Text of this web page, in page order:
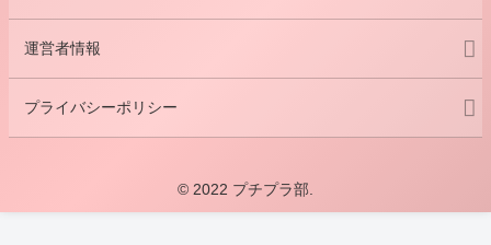
運営者情報
プライバシーポリシー
© 2022 プチプラ部.